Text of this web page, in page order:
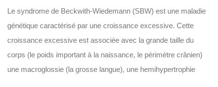
Le syndrome de Beckwith-Wiedemann (SBW) est une maladie
génétique caractérisé par une croissance excessive. Cette
croissance excessive est associée avec la grande taille du
corps (le poids important à la naissance, le périmètre crânien)
une macroglossie (la grosse langue), une hemihypertrophie